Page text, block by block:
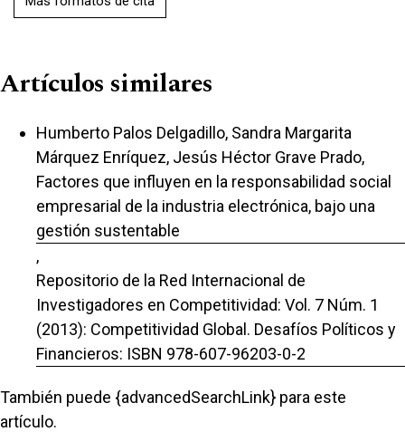
Artículos similares
Humberto Palos Delgadillo, Sandra Margarita
Márquez Enríquez, Jesús Héctor Grave Prado,
Factores que influyen en la responsabilidad social
empresarial de la industria electrónica, bajo una
gestión sustentable
,
Repositorio de la Red Internacional de
Investigadores en Competitividad: Vol. 7 Núm. 1
(2013): Competitividad Global. Desafíos Políticos y
Financieros: ISBN 978-607-96203-0-2
También puede {advancedSearchLink} para este
artículo.